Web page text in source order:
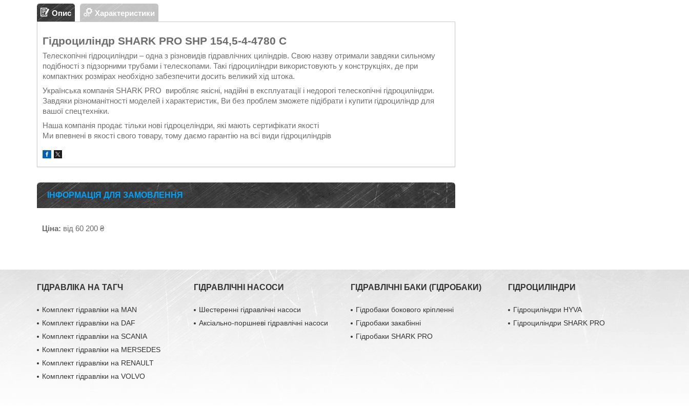
Опис Характеристики
Гідроциліндр SHARK PRO SHP 154,5-4-4780 C
Телескопічні гідроциліндри – одна з різновидів гідравлічних циліндрів. Свою назву отримали завдяки сильному
подібності з підзорними трубами і телескопами. Такі гідроциліндри використовують у конструкціях, де при
компактних розмірах необхідно забезпечити досить великий хід штока.
Українська компанія SHARK PRO виробляє якісні, надійні в експлуатації і недорогі телескопічні гідроциліндри.
Завдяки різноманітності моделей і характеристик, Ви без проблем зможете підібрати і купити гідроциліндр для
вашої спецтехніки.
Наша компанія продає тільки нові гідроцеліндри, які мають сертифікати якості
Ми впевнені в якості свого товару, тому даємо гарантію на всі види гідроциліндрів
ІНФОРМАЦІЯ ДЛЯ ЗАМОВЛЕННЯ
Ціна: від 60 200 ₴
ГІДРАВЛІКА НА ТАГЧ
Комплект гідравліки на MAN
Комплект гідравліки на DAF
Комплект гідравліки на SCANIA
Комплект гідравліки на MERSEDES
Комплект гідравліки на RENAULT
Комплект гідравліки на VOLVO
ГІДРАВЛІЧНІ НАСОСИ
Шестеренні гідравлічні насоси
Аксіально-поршневі гідравлічні насоси
ГІДРАВЛІЧНІ БАКИ (ГІДРОБАКИ)
Гідробаки бокового кріпленні
Гідробаки закабінні
Гідробаки SHARK PRO
ГІДРОЦИЛІНДРИ
Гідроциліндри HYVA
Гідроциліндри SHARK PRO